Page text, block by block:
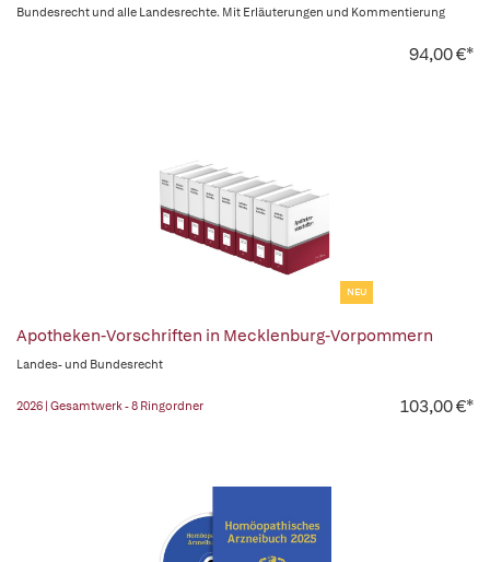
Bundesrecht und alle Landesrechte. Mit Erläuterungen und Kommentierung
94,00 €*
NEU
Apotheken-Vorschriften in Mecklenburg-Vorpommern
Landes- und Bundesrecht
2026 | Gesamtwerk - 8 Ringordner 103,00 €*